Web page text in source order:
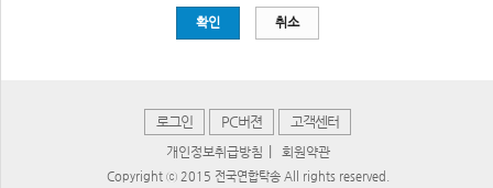
확인 취소
로그인 PC버젼 고객센터
개인정보취급방침 회원약관
Copyright ⓒ 2015 전국연합탁송 All rights reserved.